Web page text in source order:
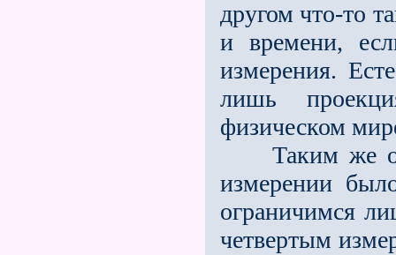
другом что-то
и времени,
измерения.
лишь
физическом
Таким же
измерении
ограничимся
четвертым